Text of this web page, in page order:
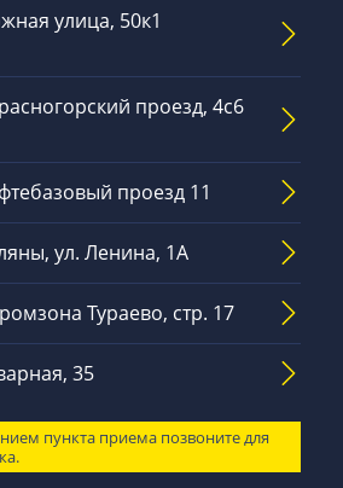
улица, 50к1
проезд, 4с6
проезд 11
ул. Ленина, 1А
Тураево, стр. 17
35
пункта приема позвоните для